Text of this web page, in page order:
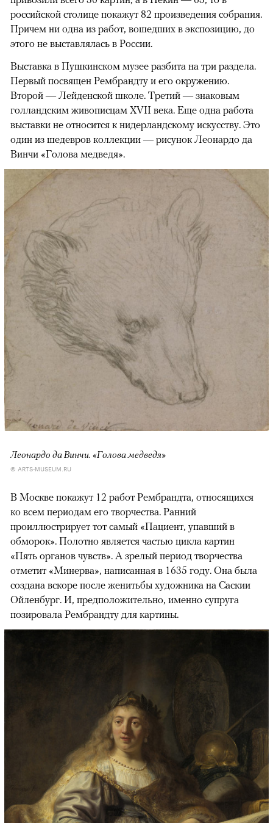
российской столице покажут 82 произведения собрания.
Причем ни одна из работ, вошедших в экспозицию, до
этого не выставлялась в России.
Выставка в Пушкинском музее разбита на три раздела.
Первый посвящен Рембрандту и его окружению.
Второй — Лейденской школе. Третий — знаковым
голландским живописцам XVII века. Еще одна работа
выставки не относится к нидерландскому искусству. Это
один из шедевров коллекции — рисунок Леонардо да
Винчи «Голова медведя».
Леонардо да Винчи. «Голова медведя»
© ARTS-MUSEUM.RU
В Москве покажут 12 работ Рембрандта, относящихся
ко всем периодам его творчества. Ранний
проиллюстрирует тот самый «Пациент, упавший в
обморок». Полотно является частью цикла картин
«Пять органов чувств». А зрелый период творчества
отметит «Минерва», написанная в 1635 году. Она была
создана вскоре после женитьбы художника на Саскии
Ойленбург. И, предположительно, именно супруга
позировала Рембрандту для картины.